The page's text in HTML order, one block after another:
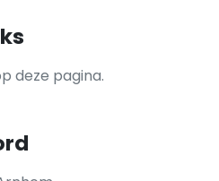
deze pagina.